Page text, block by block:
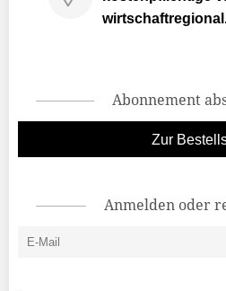
Abonnement
Zur
Anmelden oder